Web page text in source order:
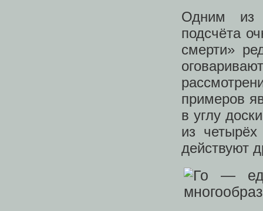
Одним из
подсчёта
смерти»
примеров
в углу
из
действуют